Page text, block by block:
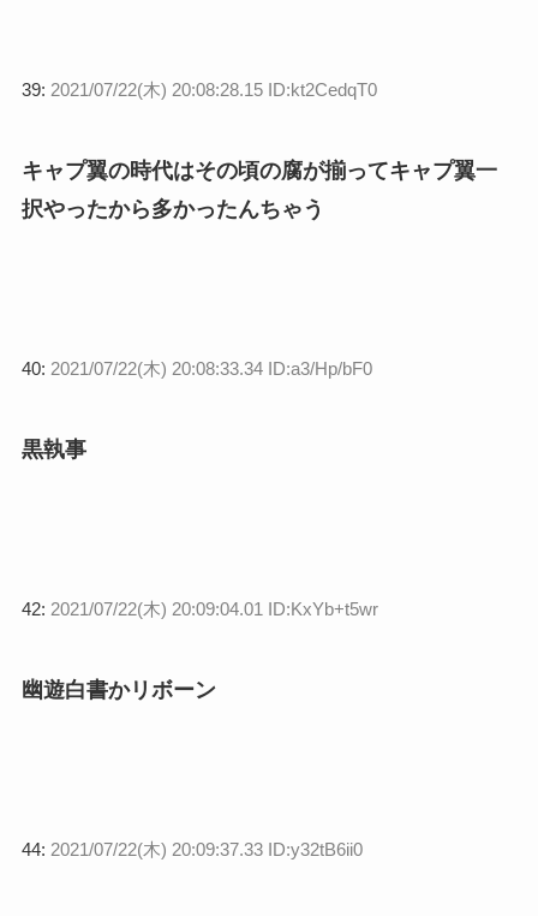
39: 2021/07/22(木) 20:08:28.15 ID:kt2CedqT0
キャプ翼の時代はその頃の腐が揃ってキャプ翼一
択やったから多かったんちゃう
40: 2021/07/22(木) 20:08:33.34 ID:a3/Hp/bF0
黒執事
42: 2021/07/22(木) 20:09:04.01 ID:KxYb+t5wr
幽遊白書かリボーン
44: 2021/07/22(木) 20:09:37.33 ID:y32tB6ii0